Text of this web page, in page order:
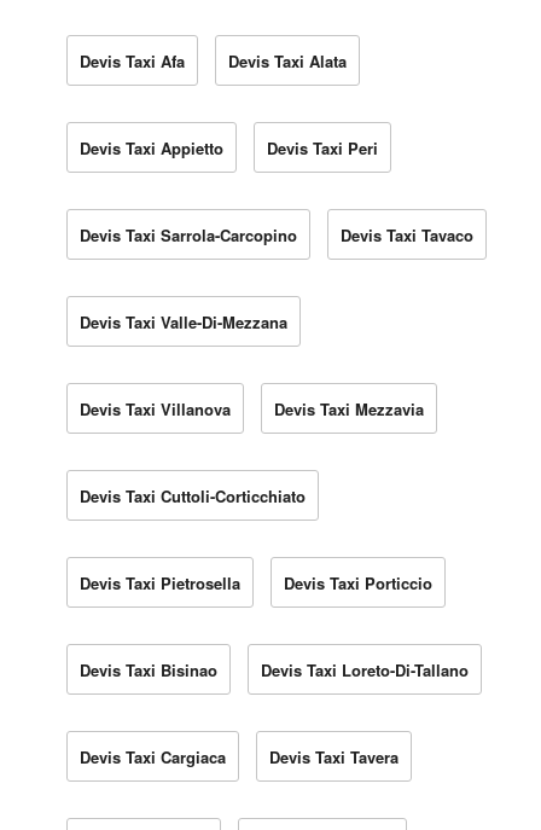
Devis Taxi Afa Devis Taxi Alata
Devis Taxi Appietto Devis Taxi Peri
Devis Taxi Sarrola-Carcopino Devis Taxi Tavaco
Devis Taxi Valle-Di-Mezzana
Devis Taxi Villanova Devis Taxi Mezzavia
Devis Taxi Cuttoli-Corticchiato
Devis Taxi Pietrosella Devis Taxi Porticcio
Devis Taxi Bisinao Devis Taxi Loreto-Di-Tallano
Devis Taxi Cargiaca Devis Taxi Tavera